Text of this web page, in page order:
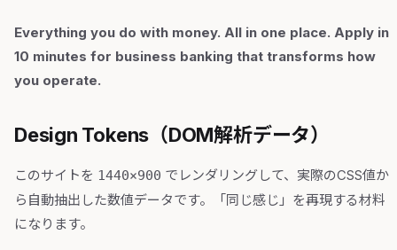
Everything you do with money. All in one place. Apply in
10 minutes for business banking that transforms how
you operate.
Design Tokens（DOM解析データ）
このサイトを 1440×900 でレンダリングして、実際のCSS値か
ら自動抽出した数値データです。「同じ感じ」を再現する材料
になります。